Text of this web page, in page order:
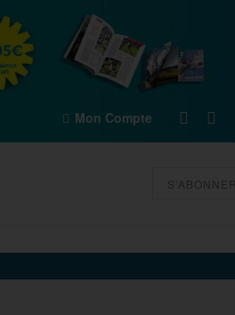
Mon Compte
S'ABONNER